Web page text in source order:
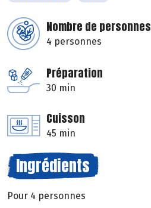
Nombre de personnes
4 personnes
Préparation
30 min
Cuisson
45 min
Ingrédients
Pour 4 personnes